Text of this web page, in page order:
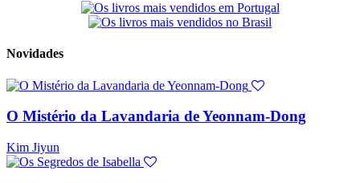
Novidades
O Mistério da Lavandaria de Yeonnam-Dong
Kim Jiyun